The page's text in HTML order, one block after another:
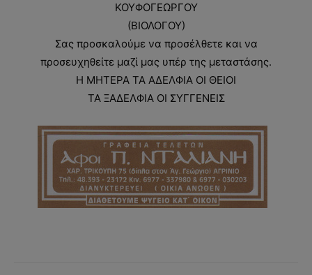
ΚΟΥΦΟΓΕΩΡΓΟΥ
(ΒΙΟΛΟΓΟΥ)
Σας προσκαλούμε να προσέλθετε και να
προσευχηθείτε μαζί μας υπέρ της μεταστάσης.
Η ΜΗΤΕΡΑ ΤΑ ΑΔΕΛΦΙΑ ΟΙ ΘΕΙΟΙ
ΤΑ ΞΑΔΕΛΦΙΑ ΟΙ ΣΥΓΓΕΝΕΙΣ